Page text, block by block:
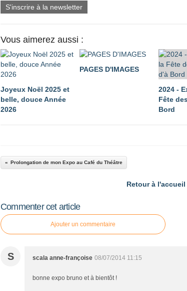
S'inscrire à la newsletter
Vous aimerez aussi :
Joyeux Noël 2025 et
belle, douce Année
2026
PAGES D'IMAGES
2024 -
Fête
Bord
Prolongation de mon Expo au Café du Théâtre
Retour à l'accueil
Commenter cet article
Ajouter un commentaire
S scala anne-françoise 08/07/2014 11:15
bonne expo bruno et à bientôt !